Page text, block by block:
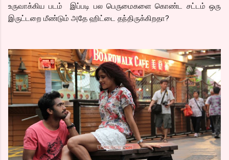
உருவாக்கிய படம் இப்படி பல பெருமைகளை கொண்ட சட்டம் ஒரு
இருட்டறை மீண்டும் அதே ஹிட்டை தந்திருக்கிறதா?